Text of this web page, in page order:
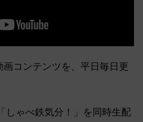
コンテンツを、平日毎日更
しゃべ鉄気分！」を同時生配